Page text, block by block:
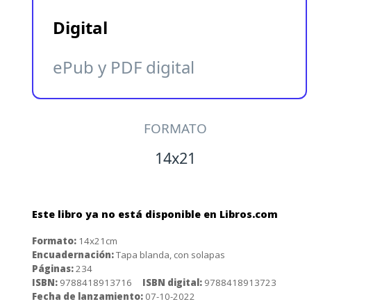
Digital
ePub y PDF digital
FORMATO
14x21
Este libro ya no está disponible en Libros.com
Formato: 14x21cm
Encuadernación:Tapa blanda, con solapas
Páginas:234
ISBN: 9788418913716 ISBN digital: 9788418913723
Fecha de lanzamiento: 07-10-2022